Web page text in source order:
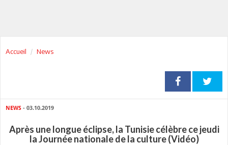
Accueil News
NEWS - 03.10.2019
Après une longue éclipse, la Tunisie célèbre ce jeudi
la Journée nationale de la culture (Vidéo)